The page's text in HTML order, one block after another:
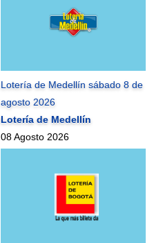
Lotería de Medellín sábado 8 de
agosto 2026
Lotería de Medellín
08 Agosto 2026